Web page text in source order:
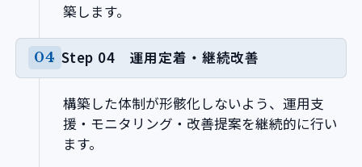
築します。
Step 04 運用定着・継続改善
構築した体制が形骸化しないよう、運用支
援・モニタリング・改善提案を継続的に行い
ます。